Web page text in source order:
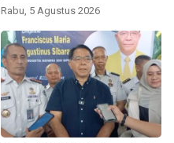
Rabu, 5 Agustus 2026